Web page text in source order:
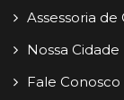
Assessoria
Nossa Cidade
Fale Conosco